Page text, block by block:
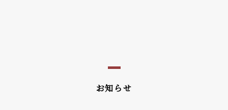
お知らせ